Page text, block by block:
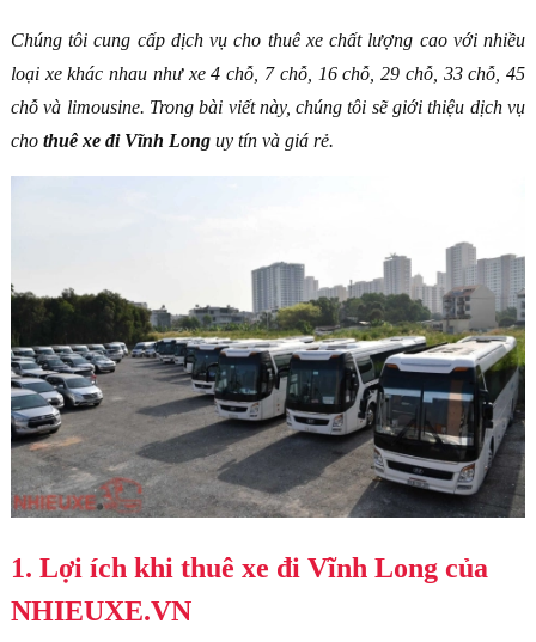
Chúng tôi cung cấp dịch vụ cho thuê xe chất lượng cao với nhiều
loại xe khác nhau như xe 4 chỗ, 7 chỗ, 16 chỗ, 29 chỗ, 33 chỗ, 45
chỗ và limousine. Trong bài viết này, chúng tôi sẽ giới thiệu dịch vụ
cho thuê xe đi Vĩnh Longuy tín và giá rẻ.
1. Lợi ích khi thuê xe đi Vĩnh Long của
NHIEUXE.VN